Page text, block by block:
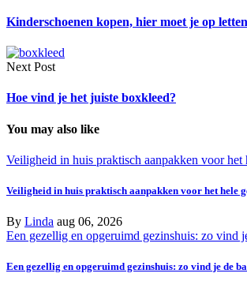
Kinderschoenen kopen, hier moet je op
Next Post
Hoe vind je het juiste boxkleed?
You may also like
Veiligheid in huis praktisch aanpakken voor het
Veiligheid in huis praktisch aanpakken voor het hele
By Linda aug 06, 2026
Een gezellig en opgeruimd gezinshuis: zo vind
Een gezellig en opgeruimd gezinshuis: zo vind je de